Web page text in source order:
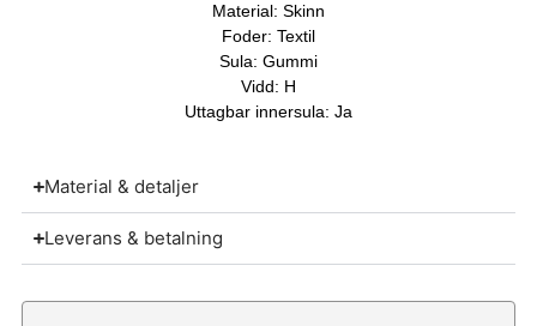
Material: Skinn
Foder: Textil
Sula: Gummi
Vidd: H
Uttagbar innersula: Ja
Material & detaljer
Leverans & betalning